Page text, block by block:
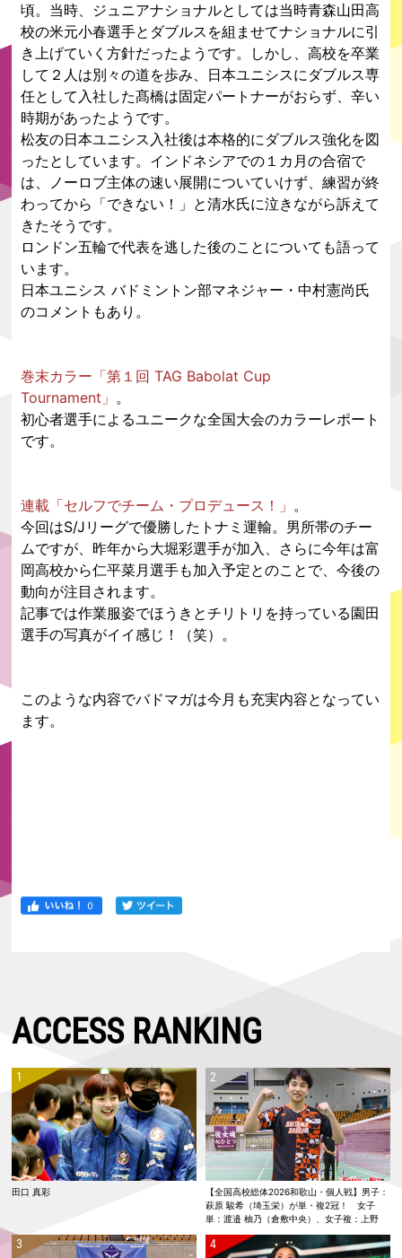
頃。当時、ジュニアナショナルとしては当時青森山田高
校の米元小春選手とダブルスを組ませてナショナルに引
き上げていく方針だったようです。しかし、高校を卒業
して２人は別々の道を歩み、日本ユニシスにダブルス専
任として入社した髙橋は固定パートナーがおらず、辛い
時期があったようです。
松友の日本ユニシス入社後は本格的にダブルス強化を図
ったとしています。インドネシアでの１カ月の合宿で
は、ノーロブ主体の速い展開についていけず、練習が終
わってから「できない！」と清水氏に泣きながら訴えて
きたそうです。
ロンドン五輪で代表を逃した後のことについても語って
います。
日本ユニシス バドミントン部マネジャー・中村憲尚氏
のコメントもあり。
巻末カラー「第１回 TAG Babolat Cup
Tournament」 。
初心者選手によるユニークな全国大会のカラーレポート
です。
連載「セルフでチーム・プロデュース！」 。
今回はS/Jリーグで優勝したトナミ運輸。男所帯のチー
ムですが、昨年から大堀彩選手が加入、さらに今年は富
岡高校から仁平菜月選手も加入予定とのことで、今後の
動向が注目されます。
記事では作業服姿でほうきとチリトリを持っている園田
選手の写真がイイ感じ！（笑）。
このような内容でバドマガは今月も充実内容となってい
ます。
ACCESS RANKING
田口 真彩
【全国高校総体2026和歌山・個人戦】男子：
萩原 駿希（埼玉栄）が単・複2冠！ 女子
単：渡邉 柚乃（倉敷中央）、女子複：上野
覇！